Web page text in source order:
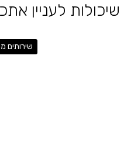
שיכולות לעניין
שירותים